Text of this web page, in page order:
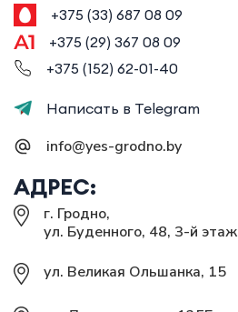
+375 (33) 687 08 09
+375 (29) 367 08 09
+375 (152) 62-01-40
Написать в Telegram
info@yes-grodno.by
АДРЕС:
г. Гродно,
ул. Буденного, 48, 3-й этаж
ул. Великая Ольшанка, 15